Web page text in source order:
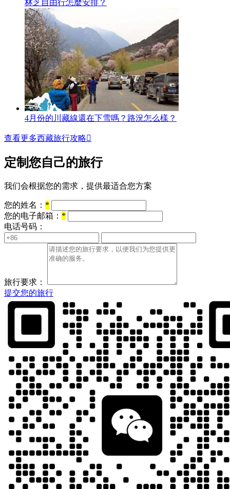
林芝自由行怎麼安排？
4月份的川藏線還在下雪嗎？路況怎么樣？
查看更多西藏旅行攻略
定制您自己的旅行
我们会根据您的需求，提供最适合您方案
您的姓名： *
您的电子邮箱： *
电话号码：
旅行要求：
提交您的旅行